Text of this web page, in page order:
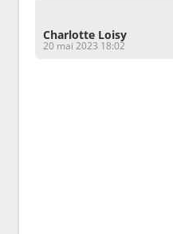
Charlotte Loisy
20 mai 2023 18:02